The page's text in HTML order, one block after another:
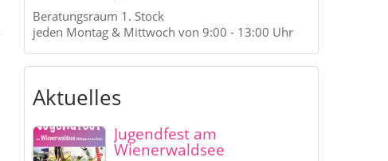
Beratungsraum 1. Stock
jeden Montag & Mittwoch von 9:00 - 13:00 Uhr
Aktuelles
Jugendfest am
Wienerwaldsee